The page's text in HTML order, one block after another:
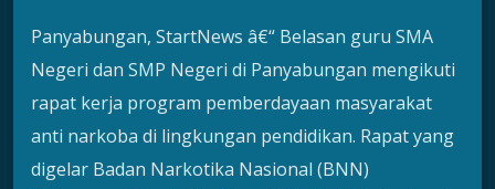
Panyabungan, StartNews â€“ Belasan guru SMA
Negeri dan SMP Negeri di Panyabungan mengikuti
rapat kerja program pemberdayaan masyarakat
anti narkoba di lingkungan pendidikan. Rapat yang
digelar Badan Narkotika Nasional (BNN)